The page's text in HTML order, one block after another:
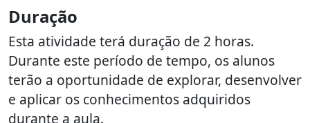
Duração
Esta atividade terá duração de 2 horas.
Durante este período de tempo, os alunos
terão a oportunidade de explorar, desenvolver
e aplicar os conhecimentos adquiridos
durante a aula.